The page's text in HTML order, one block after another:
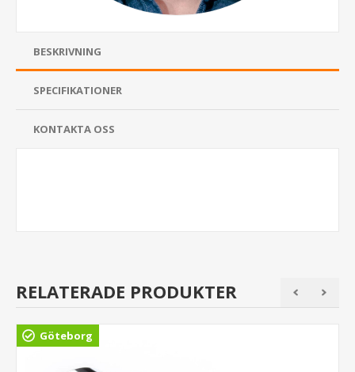
BESKRIVNING
SPECIFIKATIONER
KONTAKTA OSS
RELATERADE PRODUKTER
Göteborg